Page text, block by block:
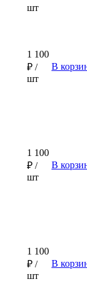
шт
1 100
₽ /
шт
В
1 100
₽ /
шт
В
1 100
₽ /
шт
В